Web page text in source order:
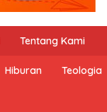
Tentang Kami
Hiburan Teologia